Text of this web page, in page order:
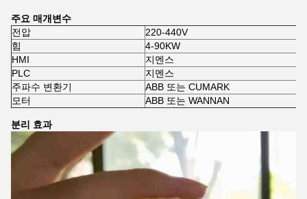
주요 매개변수
전압
220-440V
힘
4-90KW
HMI
지멘스
PLC
지멘스
주파수 변환기
ABB 또는 CUMARK
모터
ABB 또는 WANNAN
분리 효과